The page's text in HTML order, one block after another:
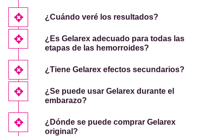
¿Cuándo veré los resultados?
¿Es Gelarex adecuado para todas las
etapas de las hemorroides?
¿Tiene Gelarex efectos secundarios?
¿Se puede usar Gelarex durante el
embarazo?
¿Dónde se puede comprar Gelarex
original?